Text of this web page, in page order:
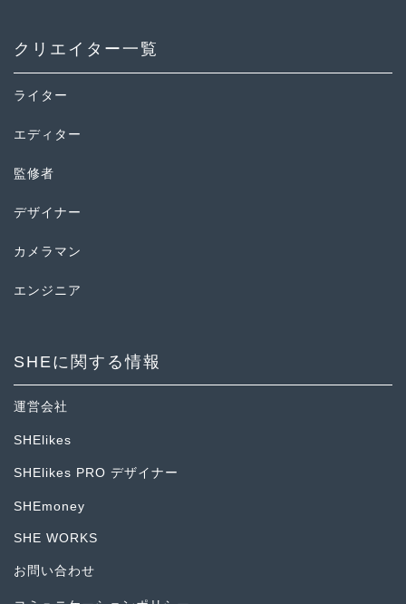
クリエイター一覧
ライター
エディター
監修者
デザイナー
カメラマン
エンジニア
SHEに関する情報
運営会社
SHElikes
SHElikes PRO デザイナー
SHEmoney
SHE WORKS
お問い合わせ